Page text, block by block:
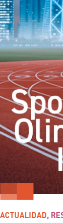
ACTUALIDAD,